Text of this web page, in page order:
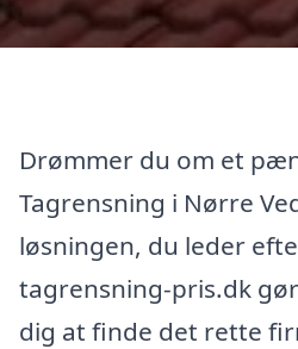
Drømmer du om et
Tagrensning i Nørre
løsningen, du leder
tagrensning-pris.dk
dig at finde det rette